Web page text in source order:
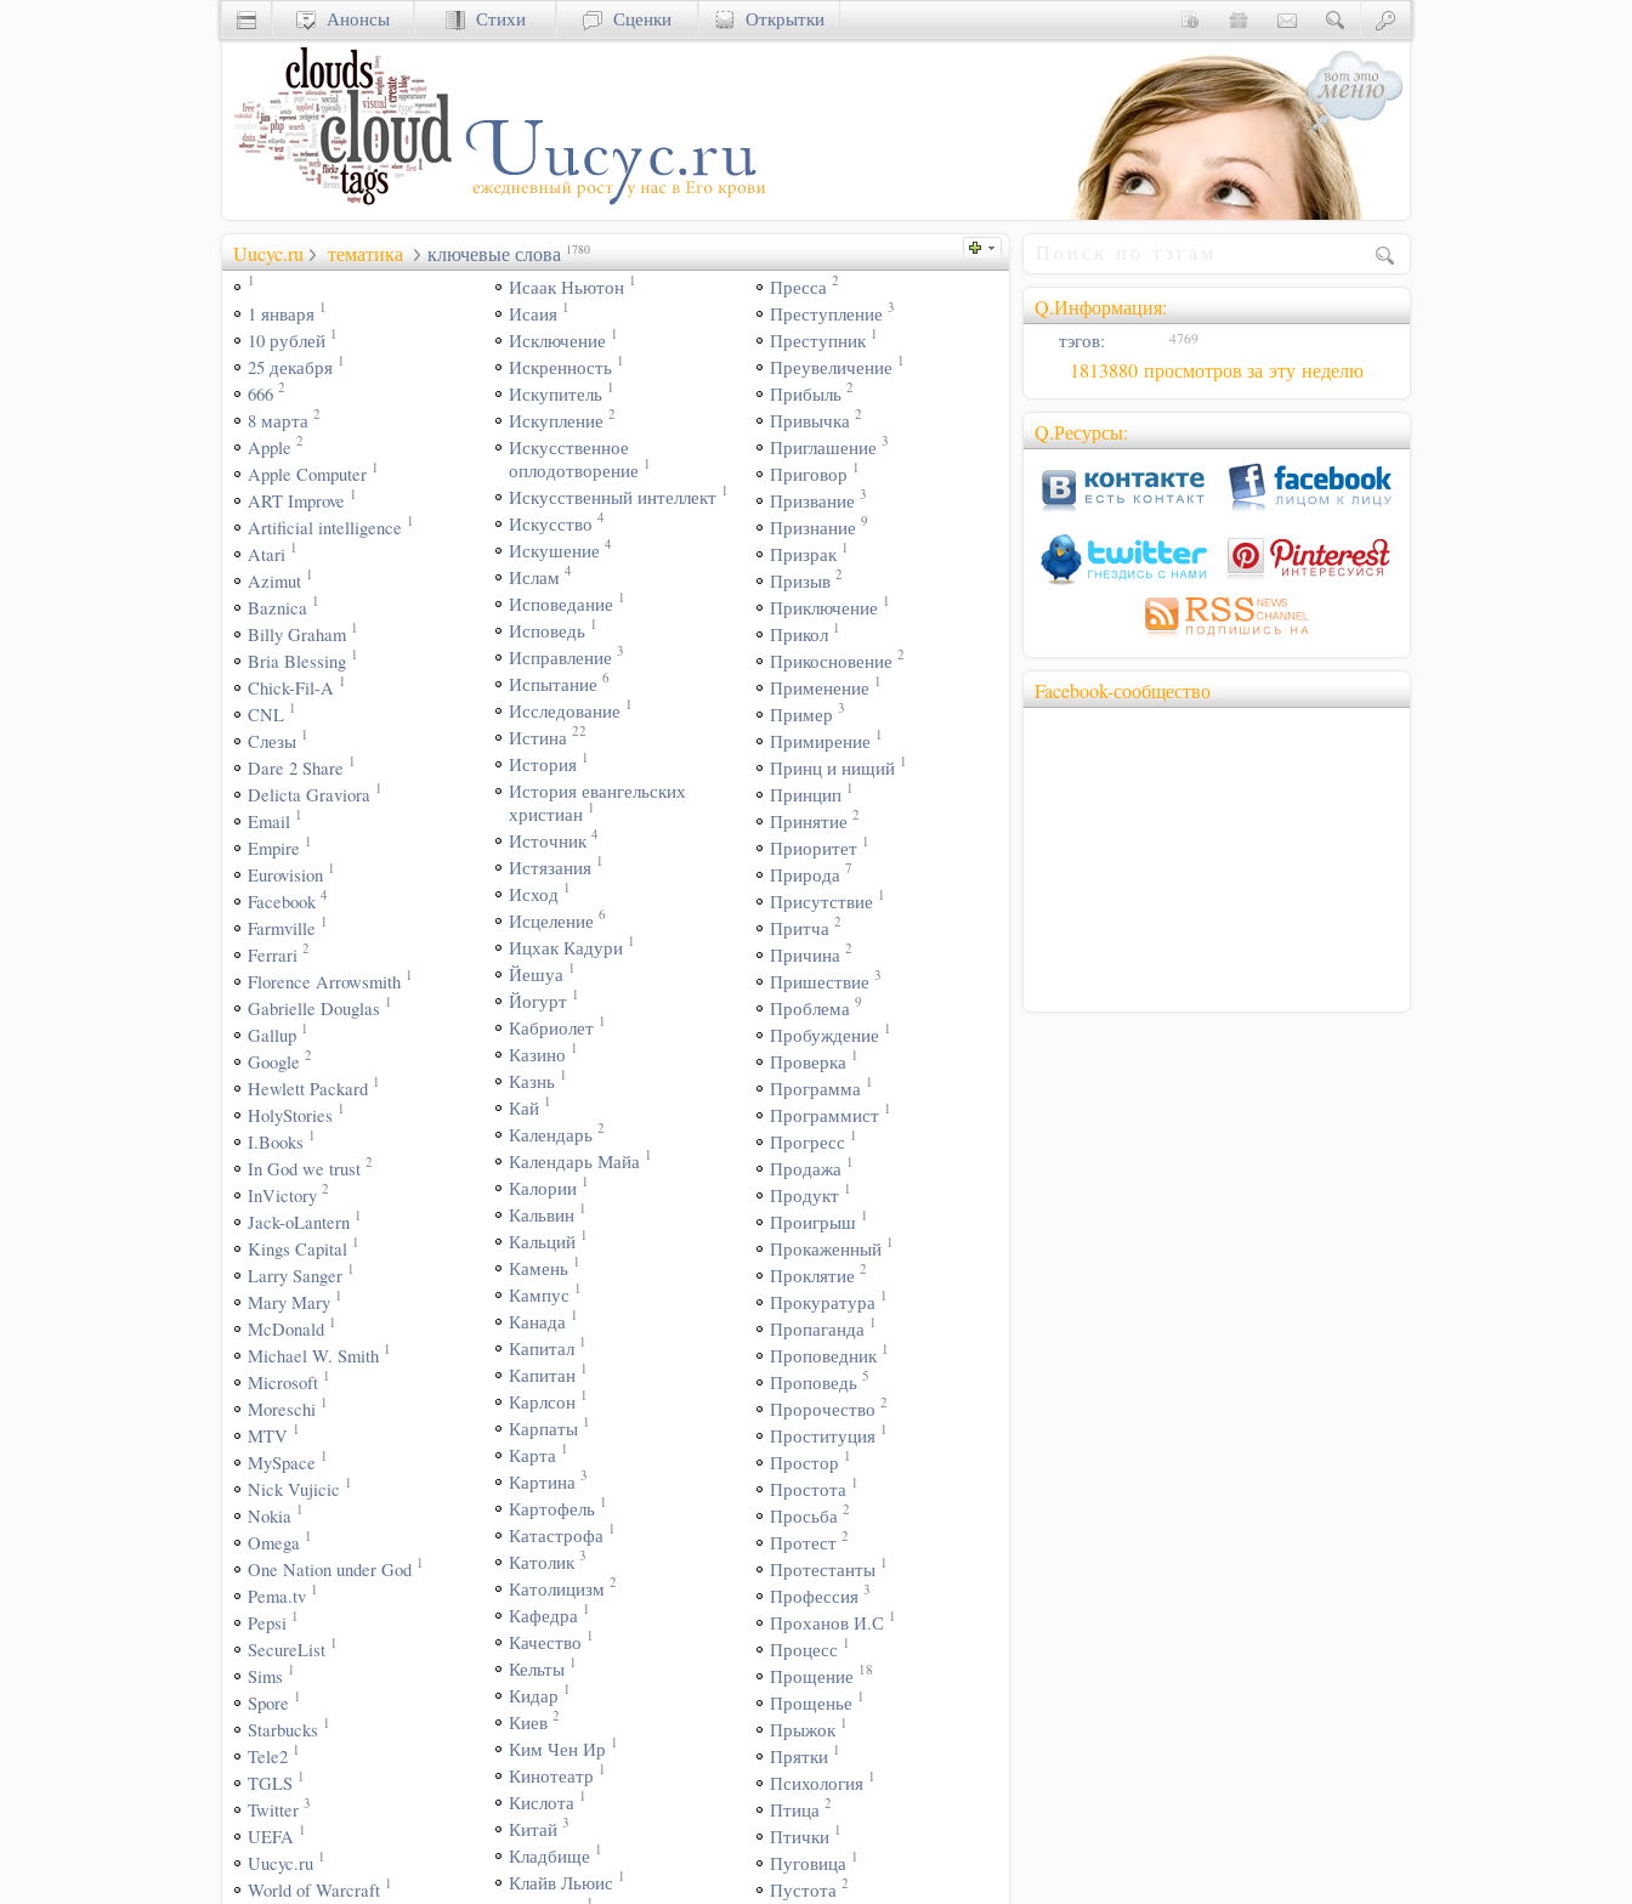
Uucyc.ru тематика ключевые слова 1780
1
1 января 1
10 рублей 1
25 декабря 1
666 2
8 марта 2
Apple 2
Apple Computer 1
ART Improve 1
Artificial intelligence 1
Atari 1
Azimut 1
Baznica 1
Billy Graham 1
Bria Blessing 1
Chick-Fil-A 1
CNL 1
Cлезы 1
Dare 2 Share 1
Delicta Graviora 1
Email 1
Empire 1
Eurovision 1
Facebook 4
Farmville 1
Ferrari 2
Florence Arrowsmith 1
Gabrielle Douglas 1
Gallup 1
Google 2
Hewlett Packard 1
HolyStories 1
I.Books 1
In God we trust 2
InVictory 2
Jack-oLantern 1
Kings Capital 1
Larry Sanger 1
Mary Mary 1
McDonald 1
Michael W. Smith 1
Microsoft 1
Moreschi 1
MTV 1
MySpace 1
Nick Vujicic 1
Nokia 1
Omega 1
One Nation under God 1
Pema.tv 1
Pepsi 1
SecureList 1
Sims 1
Spore 1
Starbucks 1
Tele2 1
TGLS 1
Twitter 3
UEFA 1
Uucyc.ru 1
World of Warcraft 1
Исаак Ньютон 1
Исаия 1
Исключение 1
Искренность 1
Искупитель 1
Искупление 2
Искусственное
оплодотворение 1
Искусственный интеллект 1
Искусство 4
Искушение 4
Ислам 4
Исповедание 1
Исповедь 1
Исправление 3
Испытание 6
Исследование 1
Истина 22
История 1
История евангельских
христиан 1
Источник 4
Истязания 1
Исход 1
Исцеление 6
Ицхак Кадури 1
Йешуа 1
Йогурт 1
Кабриолет 1
Казино 1
Казнь 1
Кай 1
Календарь 2
Календарь Майа 1
Калории 1
Кальвин 1
Кальций 1
Камень 1
Кампус 1
Канада 1
Капитал 1
Капитан 1
Карлсон 1
Карпаты 1
Карта 1
Картина 3
Картофель 1
Катастрофа 1
Католик 3
Католицизм 2
Кафедра 1
Качество 1
Кельты 1
Кидар 1
Киев 2
Ким Чен Ир 1
Кинотеатр 1
Кислота 1
Китай 3
Кладбище 1
Клайв Льюис 1
Пресса 2
Преступление 3
Преступник 1
Преувеличение 1
Прибыль 2
Привычка 2
Приглашение 3
Приговор 1
Призвание 3
Признание 9
Призрак 1
Призыв 2
Приключение 1
Прикол 1
Прикосновение 2
Применение 1
Пример 3
Примирение 1
Принц и нищий 1
Принцип 1
Принятие 2
Приоритет 1
Природа 7
Присутствие 1
Притча 2
Причина 2
Пришествие 3
Проблема 9
Пробуждение 1
Проверка 1
Программа 1
Программист 1
Прогресс 1
Продажа 1
Продукт 1
Проигрыш 1
Прокаженный 1
Проклятие 2
Прокуратура 1
Пропаганда 1
Проповедник 1
Проповедь 5
Пророчество 2
Проституция 1
Простор 1
Простота 1
Просьба 2
Протест 2
Протестанты 1
Профессия 3
Проханов И.С 1
Процесс 1
Прощение 18
Прощенье 1
Прыжок 1
Прятки 1
Психология 1
Птица 2
Птички 1
Пуговица 1
Пустота 2
Q.Информация:
тэгов: 4769
1813880 просмотров за эту неделю
Q.Ресурсы:
Facebook-сообщество
Анонсы Стихи Сценки Открытки